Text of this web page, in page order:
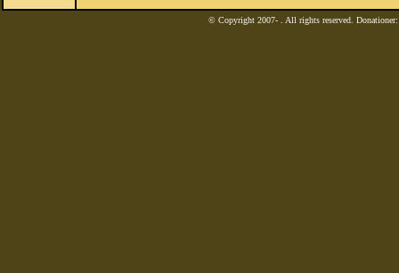
© Copyright 2007- . All rights reserved.